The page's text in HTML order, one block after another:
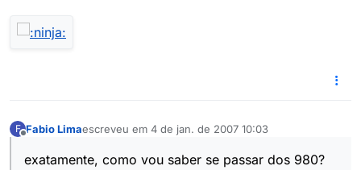
F Fabio Limaescreveu em 4 de jan. de 2007 10:03
última edição por
exatamente, como vou saber se passar dos 980?